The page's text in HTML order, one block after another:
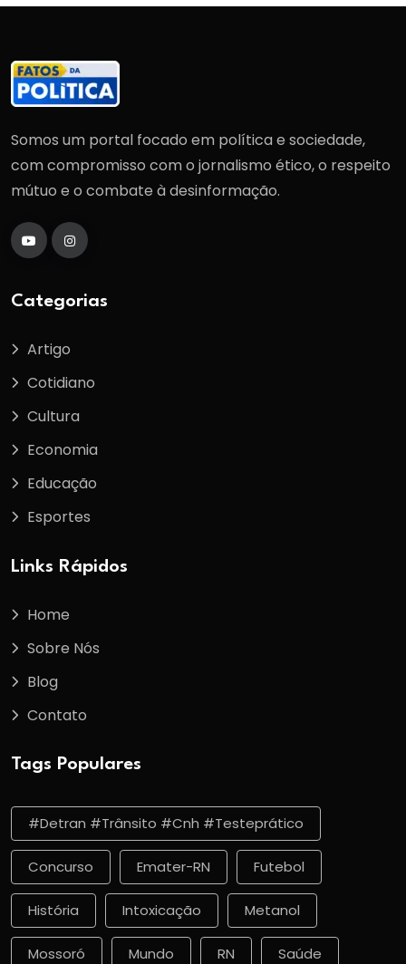
Somos um portal focado em política e sociedade,
com compromisso com o jornalismo ético, o respeito
mútuo e o combate à desinformação.
Categorias
Artigo
Cotidiano
Cultura
Economia
Educação
Esportes
Links Rápidos
Home
Sobre Nós
Blog
Contato
Tags Populares
#detran #trânsito #cnh #testeprático
Concurso Emater-RN Futebol
História Intoxicação Metanol
Mossoró Mundo RN Saúde